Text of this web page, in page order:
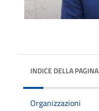
INDICE DELLA PAGINA
Organizzazioni